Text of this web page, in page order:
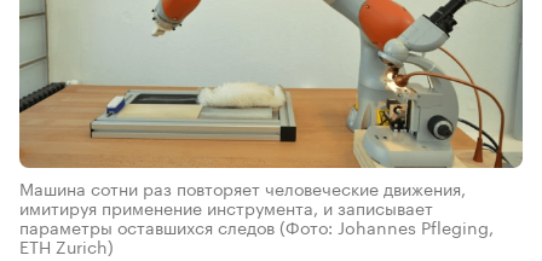
Машина сотни раз повторяет человеческие движения,
имитируя применение инструмента, и записывает
параметры оставшихся следов (Фото: Johannes Pfleging,
ETH Zurich)